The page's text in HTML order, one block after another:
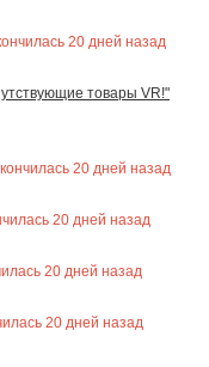
20 дней назад
товары VR!"
20 дней назад
20 дней назад
20 дней назад
20 дней назад